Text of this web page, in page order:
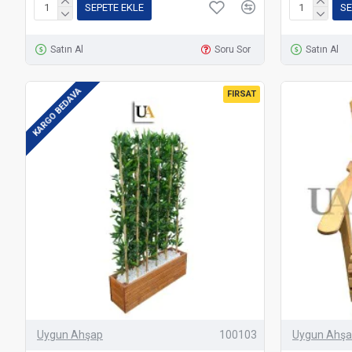
SEPETE EKLE
Satın Al Soru Sor Satın Al
FIRSAT
KARGO BEDAVA
Uygun Ahşap 100103 Uygun